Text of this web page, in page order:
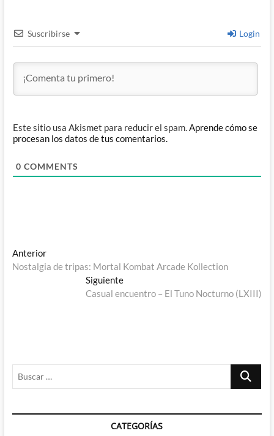
Suscribirse Login
Este sitio usa Akismet para reducir el spam.Aprende cómo se
procesan los datos de tus comentarios.
0 COMMENTS
Navegación
de
AnteriorEntrada
anterior:
Nostalgia de tripas: Mortal Kombat Arcade Kollection
SiguienteEntrada
siguiente:
Casual encuentro – El Tuno Nocturno (LXIII)
Buscar
CATEGORÍAS